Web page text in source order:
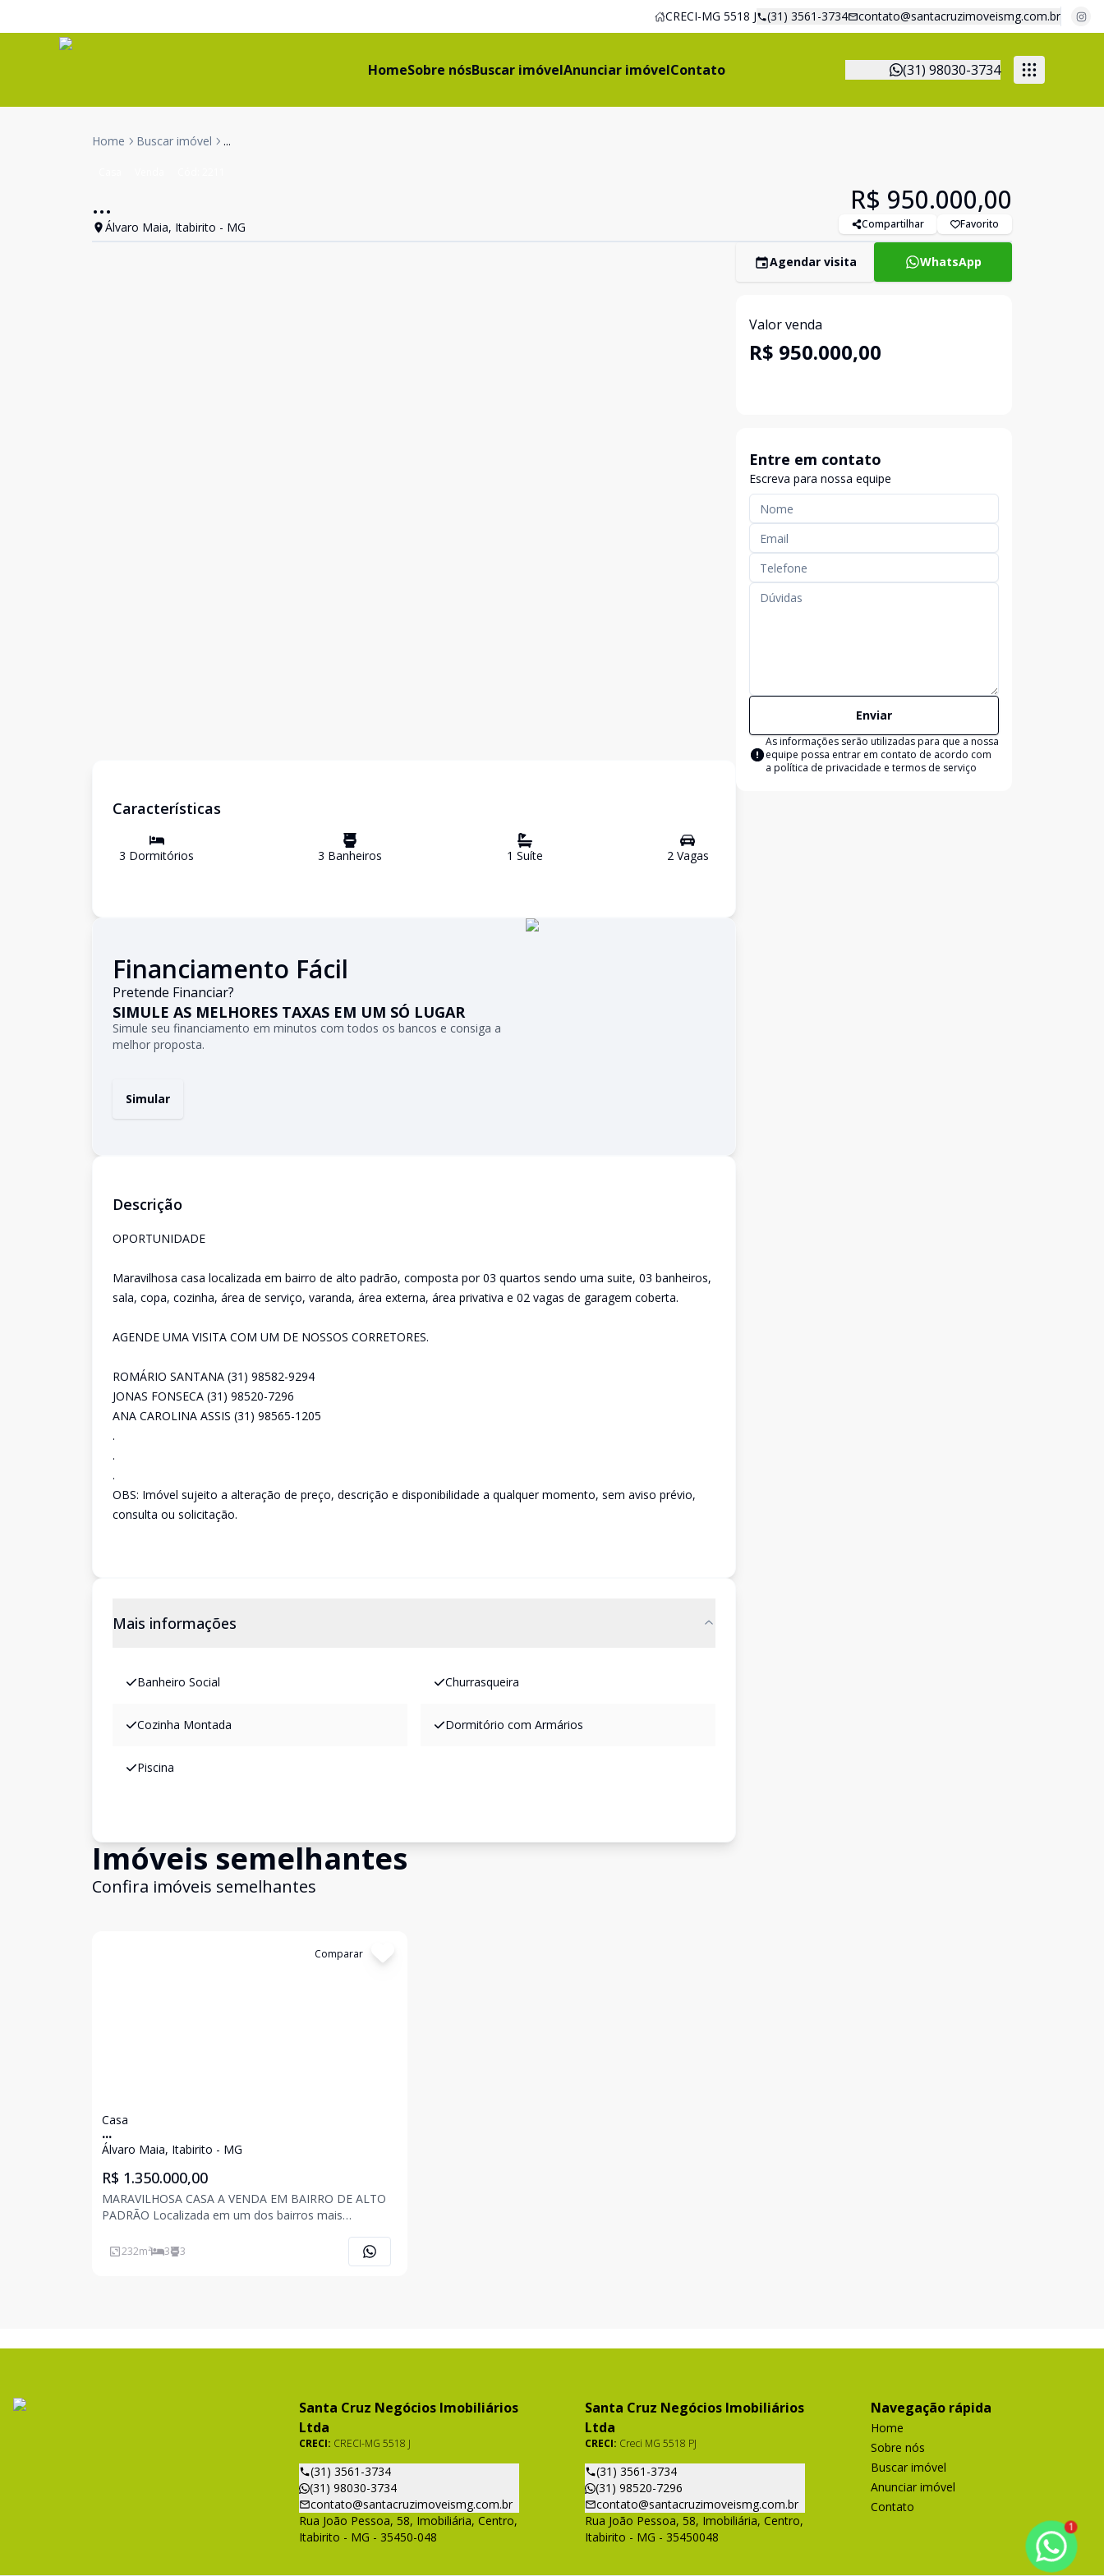
CRECI-MG 5518 J (31) 3561-3734 contato@santacruzimoveismg.com.br
HomeSobre nósBuscar imóvelAnunciar imóvelContato (31) 98030-3734
Home Buscar imóvel ...
...
Álvaro Maia, Itabirito - MG
R$ 950.000,00
Compartilhar Favorito
Características
3 Dormitórios 3 Banheiros 1 Suíte 2Vagas
Financiamento Fácil
Pretende Financiar?
SIMULE AS MELHORES TAXAS EM UM SÓ LUGAR
Simule seu financiamento em minutos com todos os bancos e consiga a
melhor proposta.
Simular
Descrição
OPORTUNIDADE
Maravilhosa casa localizada em bairro de alto padrão, composta por 03 quartos sendo uma suite, 03 banheiros,
sala, copa, cozinha, área de serviço, varanda, área externa, área privativa e 02 vagas de garagem coberta.
AGENDE UMA VISITA COM UM DE NOSSOS CORRETORES.
ROMÁRIO SANTANA (31) 98582-9294
JONAS FONSECA (31) 98520-7296
ANA CAROLINA ASSIS (31) 98565-1205
.
.
.
OBS: Imóvel sujeito a alteração de preço, descrição e disponibilidade a qualquer momento, sem aviso prévio,
consulta ou solicitação.
Mais informações
Banheiro Social Churrasqueira
Cozinha Montada Dormitório com Armários
Piscina
Imóveis semelhantes
Confira imóveis semelhantes
Comparar
Casa
...
Álvaro Maia, Itabirito - MG
R$ 1.350.000,00
MARAVILHOSA CASA A VENDA EM BAIRRO DE ALTO
PADRÃO Localizada em um dos bairros mais
acesso ao centro, esta casa reúne conforto,
232m² 3 3
Agendar visita WhatsApp
Valor venda
R$ 950.000,00
Entre em contato
Escreva para nossa equipe
Enviar
As informações serão utilizadas para que a nossa
equipe possa entrar em contato de acordo com
a política de privacidade e termos de serviço
Santa Cruz Negócios Imobiliários
Ltda
CRECI: CRECI-MG 5518 J
(31) 3561-3734
(31) 98030-3734
contato@santacruzimoveismg.com.br
Rua João Pessoa, 58, Imobiliária, Centro,
Itabirito - MG - 35450-048
Santa Cruz Negócios Imobiliários
Ltda
CRECI: Creci MG 5518 PJ
(31) 3561-3734
(31) 98520-7296
contato@santacruzimoveismg.com.br
Rua João Pessoa, 58, Imobiliária, Centro,
Itabirito - MG - 35450048
Navegação rápida
Home
Sobre nós
Buscar imóvel
Anunciar imóvel
Contato
1